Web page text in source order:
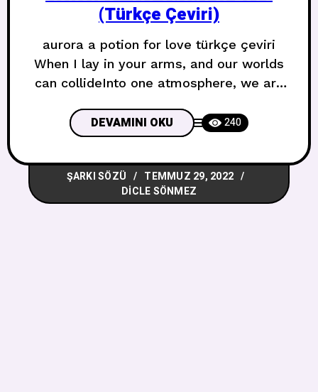
(Türkçe Çeviri)
aurora a potion for love türkçe çeviri
When I lay in your arms, and our worlds
can collideInto one atmosphere, we are
dünyalarımız çarpışabilirTek bir
atmosferde, burada olamayana kadar
buradayız When I see you again, as a
stranger or a friendCould you give me a
kiss from the past?Make
DEVAMINI OKU 240
ŞARKI SÖZÜ
TEMMUZ 29, 2022
DICLE SÖNMEZ